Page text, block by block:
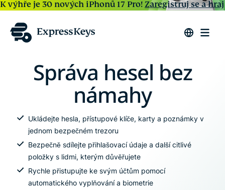
K výhře je 30 nových iPhonů 17 Pro! Zaregistruj se a hraj
Správa hesel bez
námahy
Ukládejte hesla, přístupové klíče, karty a poznámky v
jednom bezpečném trezoru
Bezpečně sdílejte přihlašovací údaje a další citlivé
položky s lidmi, kterým důvěřujete
Rychle přistupujte ke svým účtům pomocí
automatického vyplňování a biometrie